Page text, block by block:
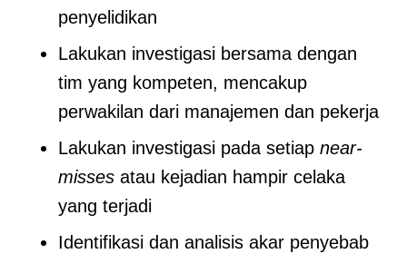
penyelidikan
Lakukan investigasi bersama dengan
tim yang kompeten, mencakup
perwakilan dari manajemen dan pekerja
Lakukan investigasi pada setiap near-
misses atau kejadian hampir celaka
yang terjadi
Identifikasi dan analisis akar penyebab